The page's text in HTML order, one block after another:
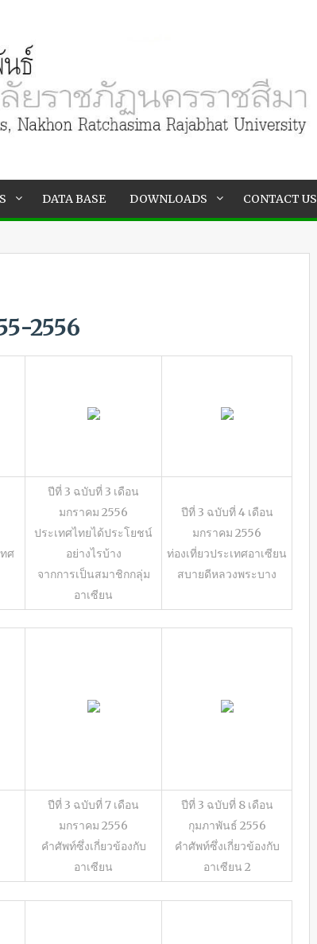
DATA BASE DOWNLOADS CONTACT US
2556
ศ
ปีที่ 3 ฉบับที่ 3 เดือน
มกราคม 2556
ประเทศไทยได้ประโยชน์
อย่างไรบ้าง
จากการเป็นสมาชิกกลุ่ม
อาเซียน
ปีที่ 3 ฉบับที่ 4 เดือน
มกราคม 2556
ท่องเที่ยวประเทศอาเซียน
สบายดีหลวงพระบาง
ปีที่ 3 ฉบับที่ 7 เดือน
มกราคม 2556
คำศัพท์ซึ่งเกี่ยวข้องกับ
อาเซียน
ปีที่ 3 ฉบับที่ 8 เดือน
กุมภาพันธ์ 2556
คำศัพท์ซึ่งเกี่ยวข้องกับ
อาเซียน 2